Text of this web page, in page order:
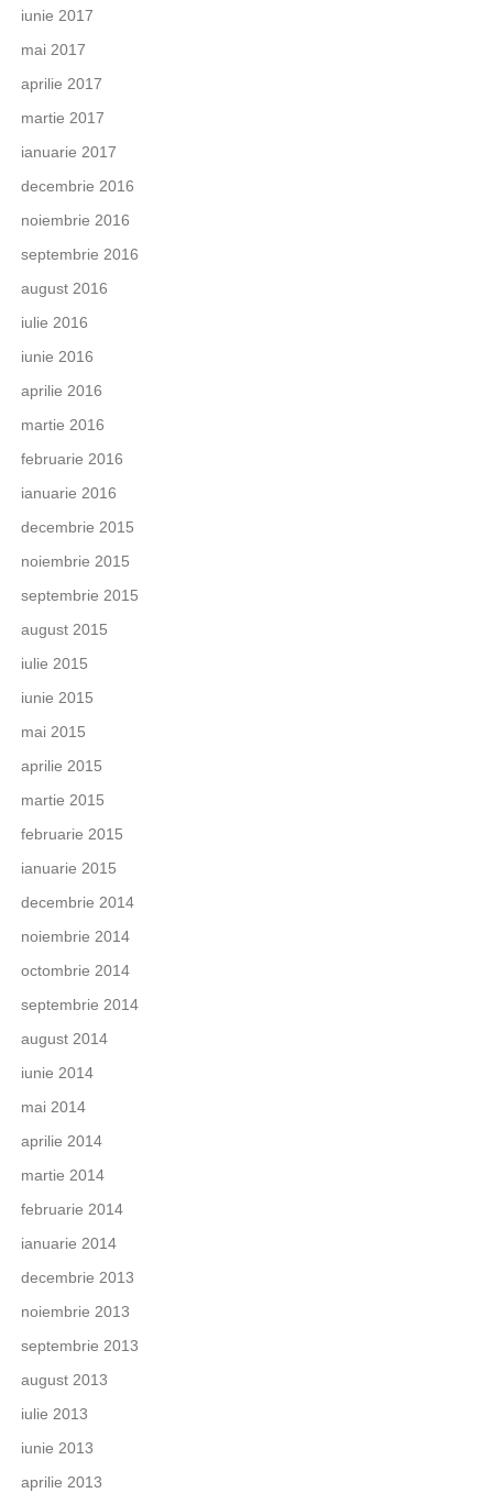
iunie 2017
mai 2017
aprilie 2017
martie 2017
ianuarie 2017
decembrie 2016
noiembrie 2016
septembrie 2016
august 2016
iulie 2016
iunie 2016
aprilie 2016
martie 2016
februarie 2016
ianuarie 2016
decembrie 2015
noiembrie 2015
septembrie 2015
august 2015
iulie 2015
iunie 2015
mai 2015
aprilie 2015
martie 2015
februarie 2015
ianuarie 2015
decembrie 2014
noiembrie 2014
octombrie 2014
septembrie 2014
august 2014
iunie 2014
mai 2014
aprilie 2014
martie 2014
februarie 2014
ianuarie 2014
decembrie 2013
noiembrie 2013
septembrie 2013
august 2013
iulie 2013
iunie 2013
aprilie 2013